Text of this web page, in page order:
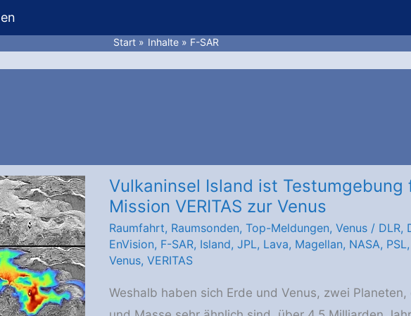
Start Inhalte F-SAR
Vulkaninsel Island ist Testumgebung
Mission VERITAS zur Venus
Raumfahrt, Raumsonden, Top-Meldungen, Venus/ DLR,
EnVision, F-SAR, Island, JPL, Lava, Magellan, NASA, PSL,
Venus, VERITAS
Weshalb haben sich Erde und Venus, zwei